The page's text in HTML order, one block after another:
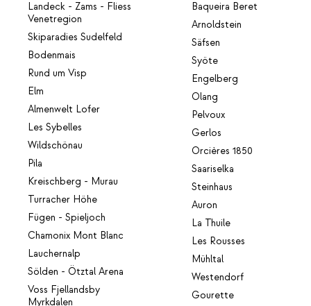
Landeck - Zams - Fliess
Venetregion
Skiparadies Sudelfeld
Bodenmais
Rund um Visp
Elm
Almenwelt Lofer
Les Sybelles
Wildschönau
Pila
Kreischberg - Murau
Turracher Höhe
Fügen - Spieljoch
Chamonix Mont Blanc
Lauchernalp
Sölden - Ötztal Arena
Voss Fjellandsby
Myrkdalen
Baqueira Beret
Arnoldstein
Säfsen
Syöte
Engelberg
Olang
Pelvoux
Gerlos
Orcières 1850
Saariselka
Steinhaus
Auron
La Thuile
Les Rousses
Mühltal
Westendorf
Gourette